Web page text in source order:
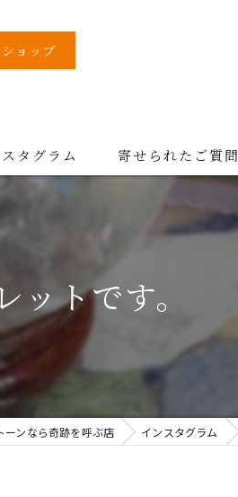
ョップ
タグラム 寄せられたご質問
トです。
ーンなら奇跡を呼ぶ店 インスタグラム